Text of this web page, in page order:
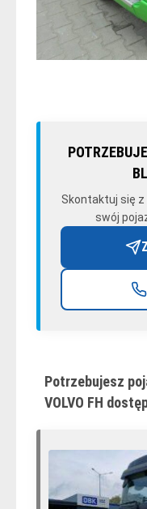
Skontaktuj się
swój
Potrzebujesz
VOLVO FH